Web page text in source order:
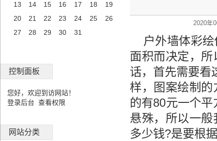
13
14 15 16 17 18
19
20
21 22 23 24 25
26
27
28 29 30 31
控制面板
您好，欢迎到访网站！
登录后台 查看权限
网站分类
2020年
户外墙体彩
面积而决定，
话，首先需要
样，图案绘制
的有80元一个
悬殊，所以一
多少钱?是要根